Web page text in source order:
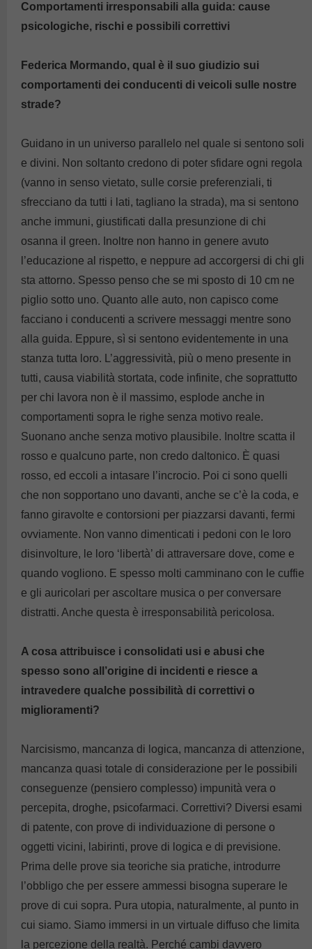
Comportamenti irresponsabili alla guida: cause
psicologiche, rischi e possibili correttivi
Federica Mormando, qual è il suo giudizio sui
comportamenti dei conducenti di veicoli sulle nostre
strade?
Guidano in un universo parallelo nel quale si sentono soli
e divini. Non soltanto credono di poter sfidare ogni regola
(vanno in senso vietato, sulle corsie preferenziali, ti
sfrecciano da tutti i lati, tagliano la strada), ma si sentono
anche immuni, giustificati dalla presunzione di chi
osanna il green. Inoltre non hanno in genere avuto
l’educazione al rispetto, e neppure ad accorgersi di chi gli
sta attorno. Spesso penso che se mi sposto di 10 cm ne
piglio sotto uno. Quanto alle auto, non capisco come
facciano i conducenti a scrivere messaggi mentre sono
alla guida. Eppure, sì si sentono evidentemente in una
stanza tutta loro. L’aggressività, più o meno presente in
tutti, causa viabilità stortata, code infinite, che soprattutto
per chi lavora non è il massimo, esplode anche in
comportamenti sopra le righe senza motivo reale.
Suonano anche senza motivo plausibile. Inoltre scatta il
rosso e qualcuno parte, non credo daltonico. È quasi
rosso, ed eccoli a intasare l’incrocio. Poi ci sono quelli
che non sopportano uno davanti, anche se c’è la coda, e
fanno giravolte e contorsioni per piazzarsi davanti, fermi
ovviamente. Non vanno dimenticati i pedoni con le loro
disinvolture, le loro ‘libertà’ di attraversare dove, come e
quando vogliono. E spesso molti camminano con le cuffie
e gli auricolari per ascoltare musica o per conversare
distratti. Anche questa è irresponsabilità pericolosa.
A cosa attribuisce i consolidati usi e abusi che
spesso sono all’origine di incidenti e riesce a
intravedere qualche possibilità di correttivi o
miglioramenti?
Narcisismo, mancanza di logica, mancanza di attenzione,
mancanza quasi totale di considerazione per le possibili
conseguenze (pensiero complesso) impunità vera o
percepita, droghe, psicofarmaci. Correttivi? Diversi esami
di patente, con prove di individuazione di persone o
oggetti vicini, labirinti, prove di logica e di previsione.
Prima delle prove sia teoriche sia pratiche, introdurre
l’obbligo che per essere ammessi bisogna superare le
prove di cui sopra. Pura utopia, naturalmente, al punto in
cui siamo. Siamo immersi in un virtuale diffuso che limita
la percezione della realtà. Perché cambi davvero